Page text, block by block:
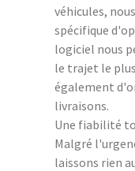
véhicules,
spécifique
logiciel nous
le trajet le
également
livraisons.
Une fiabilité
Malgré
laissons rien